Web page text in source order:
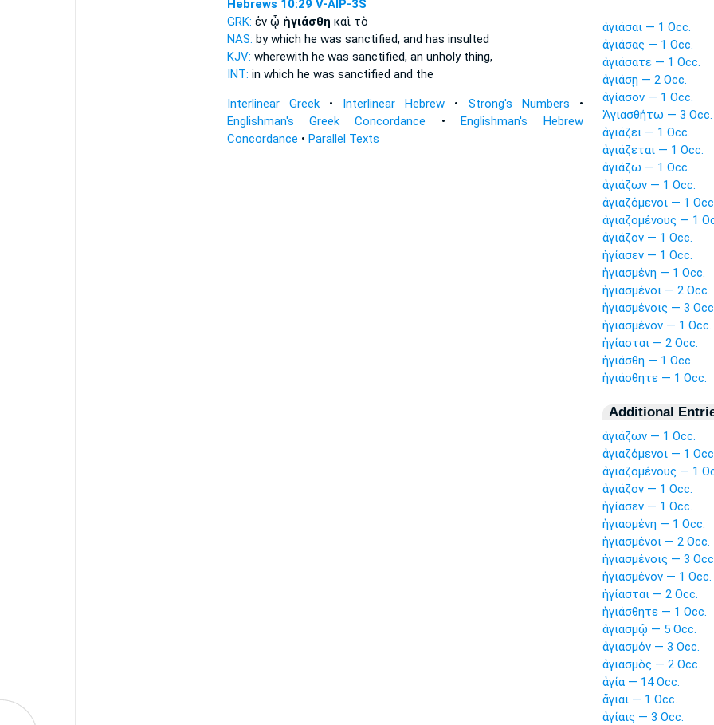
Hebrews 10:29 V-AIP-3S
GRK: ἐν ᾧ ἡγιάσθη καὶ τὸ
NAS: by which he was sanctified,and has insulted
KJV: wherewith he was sanctified,an unholy thing,
INT: in which he was sanctified and the
Interlinear Greek• Interlinear Hebrew • Strong's Numbers •
Englishman's Greek Concordance •Englishman's Hebrew
Concordance • Parallel Texts
ἁγιάσαι — 1 Occ.
ἁγιάσας — 1 Occ.
ἁγιάσατε — 1 Occ.
ἁγιάσῃ — 2 Occ.
ἁγίασον — 1 Occ.
Ἁγιασθήτω — 3 Occ.
ἁγιάζει — 1 Occ.
ἁγιάζεται — 1 Occ.
ἁγιάζω — 1 Occ.
ἁγιάζων — 1 Occ.
ἁγιαζόμενοι — 1
ἁγιαζομένους — 1
ἁγιάζον — 1 Occ.
ἡγίασεν — 1 Occ.
ἡγιασμένη — 1 Occ.
ἡγιασμένοι — 2 Occ.
ἡγιασμένοις — 3
ἡγιασμένον — 1 Occ.
ἡγίασται — 2 Occ.
ἡγιάσθη — 1 Occ.
ἡγιάσθητε — 1 Occ.
Additional
ἁγιάζων — 1 Occ.
ἁγιαζόμενοι — 1
ἁγιαζομένους — 1
ἁγιάζον — 1 Occ.
ἡγίασεν — 1 Occ.
ἡγιασμένη — 1 Occ.
ἡγιασμένοι — 2 Occ.
ἡγιασμένοις — 3
ἡγιασμένον — 1 Occ.
ἡγίασται — 2 Occ.
ἡγιάσθητε — 1 Occ.
ἁγιασμῷ — 5 Occ.
ἁγιασμόν — 3 Occ.
ἁγιασμὸς — 2 Occ.
ἁγία — 14 Occ.
ἅγιαι — 1 Occ.
ἁγίαις — 3 Occ.